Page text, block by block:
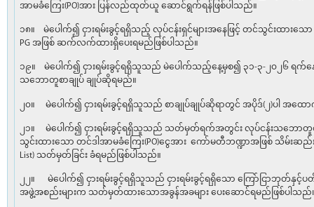
အာမခံကြေး(PO)အား ပြန်လည်ထုတ်ယူ ဆောင်ရွက်ရန်ဖြစ်ပါသည်။
၁၈။ မဲပေါက်၍ ငှားရမ်းခွင့်ရရှိသည့် လုပ်ငန်းရှင်များအနေဖြင့် တင်သွင်းထားသော
PG အဖြစ် ဆက်လက်ထားရှိပေးရမည်ဖြစ်ပါသည်။
၁၉။ မဲပေါက်၍ ငှားရမ်းခွင့်ရရှိသူသည် မဲပေါက်သည့်နေ့မှစ၍ ၃၁-၃-၂၀၂၆ ရက်နေ့
သဘောတူစာချုပ် ချုပ်ဆိုရမည်။
၂၀။ မဲပေါက်၍ ငှားရမ်းခွင့်ရရှိသူသည် စာချုပ်ချုပ်ဆိုရာတွင် အပိုဒ်(၂)ပါ အထ
၂၁။ မဲပေါက်၍ ငှားရမ်းခွင့်ရရှိသူသည် သတ်မှတ်ရက်အတွင်း လုပ်ငန်းသဘောတူစ
သွင်းထားသော တင်ဒါအာမခံကြေး(PO)ငွေအား ကော်မတီဘဏ္ဍာအဖြစ် သိမ်းဆည်
List) သတ်မှတ်ခြင်း ခံရမည်ဖြစ်ပါသည်။
၂၂။ မဲပေါက်၍ ငှားရမ်းခွင့်ရရှိသူသည် ငှားရမ်းခွင့်ရရှိသော ကြော်ငြာဘုတ်နှ
အဖွဲ့အစည်းများက သတ်မှတ်ထားသောအခွန်အခများ ပေးဆောင်ရမည်ဖြစ်ပါသည်